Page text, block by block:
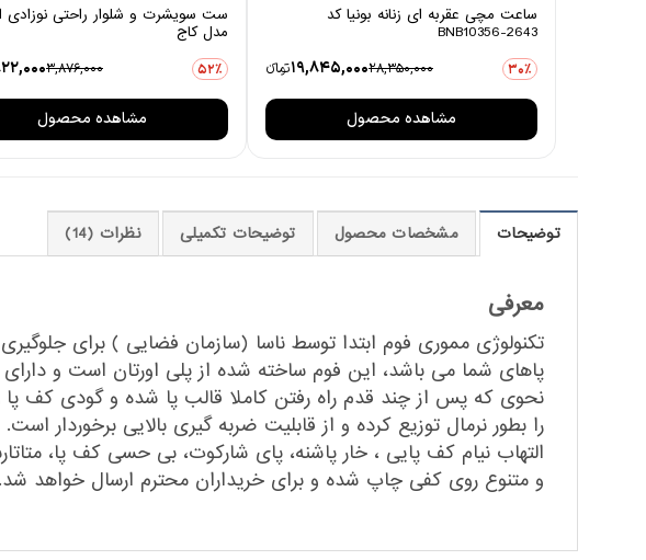
ساعت مچی عقربه ای زنانه بونیا کد
BNB10356-2643
30٪ 28,350,000
19,845,000تومانءء
مشاهده محصول
ست سویشرت و شلوار راحتی نوزادی
مدل کاج
52٪ 3,876,000
مشاهده محصول
توضیحات مشخصات محصول توضیحات تکمیلی نظرات (14)
معرفی
تکنولوژی مموری فوم ابتدا توسط ناسا (سازمان فضایی ) برای
پاهای شما می باشد، این فوم ساخته شده از پلی اورتان است و
نحوی که پس از چند قدم راه رفتن کاملا قالب پا شده و گودی کف
را بطور نرمال توزیع کرده و از قابلیت ضربه گیری بالایی برخوردار
التهاب نیام کف پایی ، خار پاشنه، پای شارکوت، بی حسی کف پا،
و متنوع روی کفی چاپ شده و برای خریداران محترم ارسال خواهد شد.